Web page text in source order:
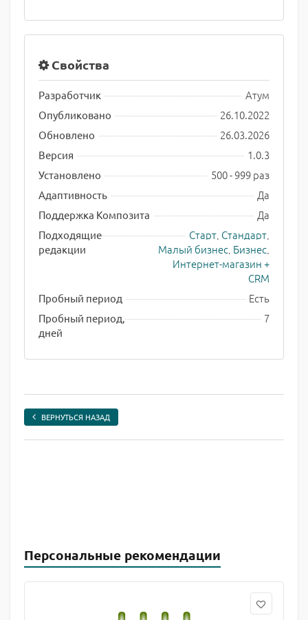
Свойства
Разработчик Атум
Опубликовано 26.10.2022
Обновлено 26.03.2026
Версия 1.0.3
Установлено 500 - 999 раз
Адаптивность Да
Поддержка Композита Да
Подходящие
редакции
Старт Стандарт
Малый бизнес Бизнес
Интернет-магазин +
CRM
Пробный период Есть
Пробный период,
дней
7
ВЕРНУТЬСЯ НАЗАД
Персональные рекомендации